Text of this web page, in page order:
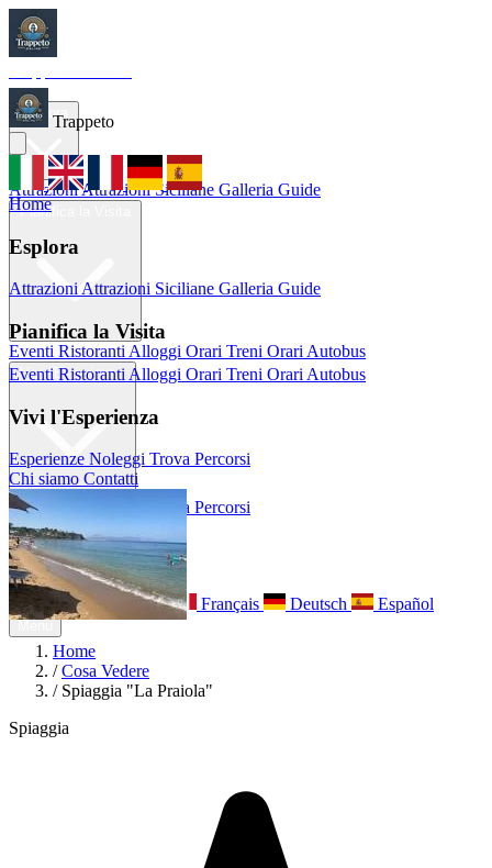
Home
AttrazioniAttrazioni Siciliane Galleria Guide
Eventi Ristoranti Alloggi Orari Treni Orari Autobus
Esperienze
Trova Percorsi
Chi siamoContatti
Italiano English Français Deutsch Español
Trappeto
Home
Esplora
AttrazioniAttrazioni Siciliane Galleria Guide
Pianifica la Visita
Eventi Ristoranti Alloggi Orari Treni Orari Autobus
Vivi l'Esperienza
Esperienze Noleggi Trova Percorsi
Chi siamo Contatti
Home
/ Cosa Vedere
/ Spiaggia "La Praiola"
Spiaggia